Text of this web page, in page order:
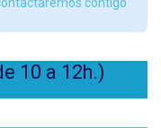
10 a 12h.)